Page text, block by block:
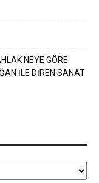
NEYE GÖRE
İLE DİREN SANAT